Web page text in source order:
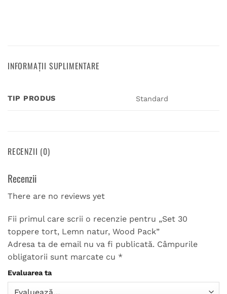
INFORMAȚII SUPLIMENTARE
TIP PRODUS Standard
RECENZII (0)
Recenzii
There are no reviews yet
Fii primul care scrii o recenzie pentru „Set 30
toppere tort, Lemn natur, Wood Pack”
Adresa ta de email nu va fi publicată. Câmpurile
obligatorii sunt marcate cu *
Evaluarea ta